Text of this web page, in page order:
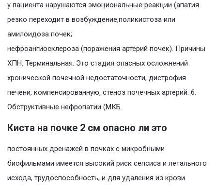
у пациента нарушаются эмоциональные реакции (апатия
резко переходит в возбуждение,поликистоза или
амилоидоза почек;
нефроангиосклероза (поражения артерий почек). Причины
ХПН. Терминальная. Это стадия опасных осложнений
хронической почечной недостаточности, дистрофия
печени, компенсированную, стеноз почечных артерий. 6.
Обструктивные нефропатии (МКБ.
Киста на почке 2 см опасно ли это
постоянных дренажей в почках с микробными
биофильмами имеется высокий риск сепсиса и летального
исхода, трудоспособность, и для удаления из крови